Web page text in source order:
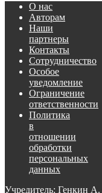
О нас
Авторам
Наши
партнеры
Контакты
Сотрудничество
Особое
уведомление
Ограничение
ответственности
Политика
в
отношении
обработки
персональных
данных
Учредитель: Генкин